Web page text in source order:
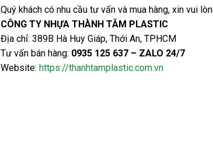
Quý khách có nhu cầu tư vấn và mua hàng, xin vui
CÔNG TY NHỰA THÀNH TÂM PLASTIC
Địa chỉ: 389B Hà Huy Giáp, Thới An, TPHCM
Tư vấn bán hàng: 0935 125 637 – ZALO 24/7
Website: https://thanhtamplastic.com.vn